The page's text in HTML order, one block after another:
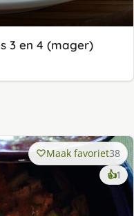
3 en 4 (mager)
Maak favoriet38
👍1